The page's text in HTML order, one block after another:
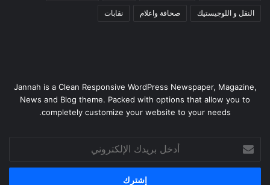
النقل و اللوجيستيك صحافة واعلام نقابات
Jannah is a Clean Responsive WordPress Newspaper, Magazine,
News and Blog theme. Packed with options that allow you to
completely customize your website to your needs.
بريدك
الإلكتروني